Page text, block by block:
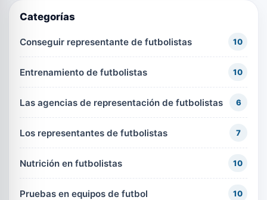
Categorías
Conseguir representante de futbolistas 10
Entrenamiento de futbolistas 10
Las agencias de representación de futbolistas 6
Los representantes de futbolistas 7
Nutrición en futbolistas 10
Pruebas en equipos de futbol 10